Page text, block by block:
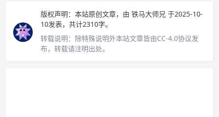
版权声明： 本站原创文章，由 铁马大师兄 于2025-10-
10发表，共计2310字。
转载说明： 除特殊说明外本站文章皆由CC-4.0协议发
布，转载请注明出处。